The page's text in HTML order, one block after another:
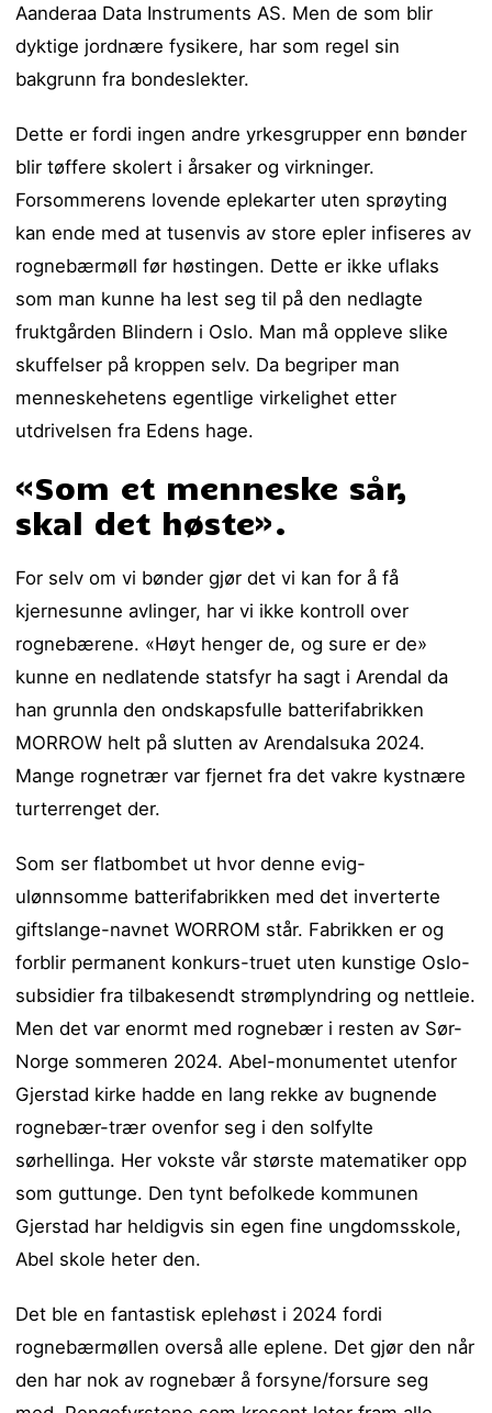
Aanderaa Data Instruments AS. Men de som blir
dyktige jordnære fysikere, har som regel sin
bakgrunn fra bondeslekter.
Dette er fordi ingen andre yrkesgrupper enn bønder
blir tøffere skolert i årsaker og virkninger.
Forsommerens lovende eplekarter uten sprøyting
kan ende med at tusenvis av store epler infiseres av
rognebærmøll før høstingen. Dette er ikke uflaks
som man kunne ha lest seg til på den nedlagte
fruktgården Blindern i Oslo. Man må oppleve slike
skuffelser på kroppen selv. Da begriper man
menneskehetens egentlige virkelighet etter
utdrivelsen fra Edens hage.
«Som et menneske sår,
skal det høste».
For selv om vi bønder gjør det vi kan for å få
kjernesunne avlinger, har vi ikke kontroll over
rognebærene. «Høyt henger de, og sure er de»
kunne en nedlatende statsfyr ha sagt i Arendal da
han grunnla den ondskapsfulle batterifabrikken
MORROW helt på slutten av Arendalsuka 2024.
Mange rognetrær var fjernet fra det vakre kystnære
turterrenget der.
Som ser flatbombet ut hvor denne evig-
ulønnsomme batterifabrikken med det inverterte
giftslange-navnet WORROM står. Fabrikken er og
forblir permanent konkurs-truet uten kunstige Oslo-
subsidier fra tilbakesendt strømplyndring og nettleie.
Men det var enormt med rognebær i resten av Sør-
Norge sommeren 2024. Abel-monumentet utenfor
Gjerstad kirke hadde en lang rekke av bugnende
rognebær-trær ovenfor seg i den solfylte
sørhellinga. Her vokste vår største matematiker opp
som guttunge. Den tynt befolkede kommunen
Gjerstad har heldigvis sin egen fine ungdomsskole,
Abel skole heter den.
Det ble en fantastisk eplehøst i 2024 fordi
rognebærmøllen overså alle eplene. Det gjør den når
den har nok av rognebær å forsyne/forsure seg